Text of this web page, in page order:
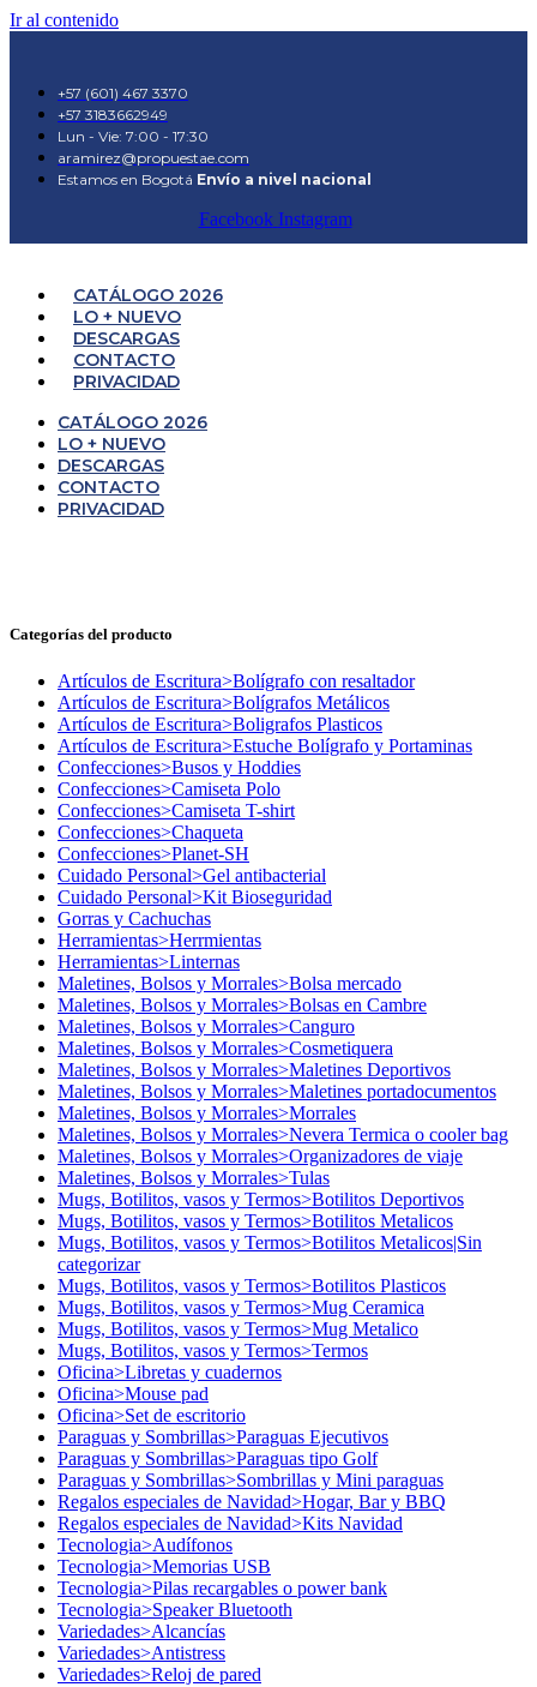
Ir al contenido
+57 (601) 467 3370
+57 3183662949
Lun - Vie: 7:00 - 17:30
aramirez@propuestae.com
Estamos en Bogotá Envío a nivel nacional
Facebook Instagram
CATÁLOGO 2026
LO + NUEVO
DESCARGAS
CONTACTO
PRIVACIDAD
CATÁLOGO 2026
LO + NUEVO
DESCARGAS
CONTACTO
PRIVACIDAD
Categorías del producto
Artículos de Escritura>Bolígrafo con resaltador
Artículos de Escritura>Bolígrafos Metálicos
Artículos de Escritura>Boligrafos Plasticos
Artículos de Escritura>Estuche Bolígrafo y Portaminas
Confecciones>Busos y Hoddies
Confecciones>Camiseta Polo
Confecciones>Camiseta T-shirt
Confecciones>Chaqueta
Confecciones>Planet-SH
Cuidado Personal>Gel antibacterial
Cuidado Personal>Kit Bioseguridad
Gorras y Cachuchas
Herramientas>Herrmientas
Herramientas>Linternas
Maletines, Bolsos y Morrales>Bolsa mercado
Maletines, Bolsos y Morrales>Bolsas en Cambre
Maletines, Bolsos y Morrales>Canguro
Maletines, Bolsos y Morrales>Cosmetiquera
Maletines, Bolsos y Morrales>Maletines Deportivos
Maletines, Bolsos y Morrales>Maletines portadocumentos
Maletines, Bolsos y Morrales>Morrales
Maletines, Bolsos y Morrales>Nevera Termica o cooler bag
Maletines, Bolsos y Morrales>Organizadores de viaje
Maletines, Bolsos y Morrales>Tulas
Mugs, Botilitos, vasos y Termos>Botilitos Deportivos
Mugs, Botilitos, vasos y Termos>Botilitos Metalicos
Mugs, Botilitos, vasos y Termos>Botilitos Metalicos|Sin
categorizar
Mugs, Botilitos, vasos y Termos>Botilitos Plasticos
Mugs, Botilitos, vasos y Termos>Mug Ceramica
Mugs, Botilitos, vasos y Termos>Mug Metalico
Mugs, Botilitos, vasos y Termos>Termos
Oficina>Libretas y cuadernos
Oficina>Mouse pad
Oficina>Set de escritorio
Paraguas y Sombrillas>Paraguas Ejecutivos
Paraguas y Sombrillas>Paraguas tipo Golf
Paraguas y Sombrillas>Sombrillas y Mini paraguas
Regalos especiales de Navidad>Hogar, Bar y BBQ
Regalos especiales de Navidad>Kits Navidad
Tecnologia>Audífonos
Tecnologia>Memorias USB
Tecnologia>Pilas recargables o power bank
Tecnologia>Speaker Bluetooth
Variedades>Alcancías
Variedades>Antistress
Variedades>Reloj de pared